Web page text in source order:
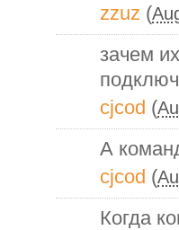
zzuz (
зачем
cjcod (
А
cjcod (
Когда